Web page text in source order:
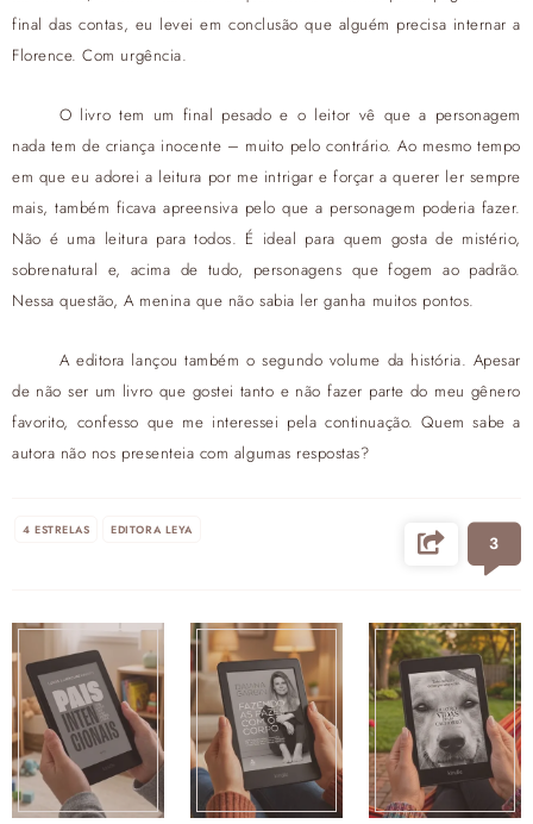
final das contas, eu levei em conclusão que alguém precisa internar a
Florence. Com urgência.
O livro tem um final pesado e o leitor vê que a personagem
nada tem de criança inocente – muito pelo contrário. Ao mesmo tempo
em que eu adorei a leitura por me intrigar e forçar a querer ler sempre
mais, também ficava apreensiva pelo que a personagem poderia fazer.
Não é uma leitura para todos. É ideal para quem gosta de mistério,
sobrenatural e, acima de tudo, personagens que fogem ao padrão.
Nessa questão, A menina que não sabia ler ganha muitos pontos.
A editora lançou também o segundo volume da história. Apesar
de não ser um livro que gostei tanto e não fazer parte do meu gênero
favorito, confesso que me interessei pela continuação. Quem sabe a
autora não nos presenteia com algumas respostas?
4 ESTRELAS EDITORA LEYA
3